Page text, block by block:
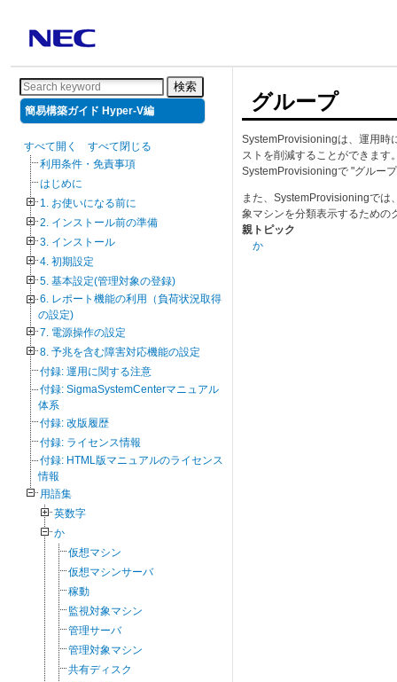
検索
簡易構築ガイド Hyper-V編
すべて開く
すべて閉じる
利用条件・免責事項
はじめに
1. お使いになる前に
2. インストール前の準備
3. インストール
4. 初期設定
5. 基本設定(管理対象の登録)
6. レポート機能の利用（負荷状況取得
の設定)
7. 電源操作の設定
8. 予兆を含む障害対応機能の設定
付録: 運用に関する注意
付録: SigmaSystemCenterマニュアル
体系
付録: 改版履歴
付録: ライセンス情報
付録: HTML版マニュアルのライセンス
情報
用語集
英数字
か
仮想マシン
仮想マシンサーバ
稼動
監視対象マシン
管理サーバ
管理対象マシン
共有ディスク
グループ
SystemProvisioningは、運用時
ストを削減することができます
SystemProvisioningで "グルー
また、SystemProvisioningでは
象マシンを分類表示するための
親トピック
か